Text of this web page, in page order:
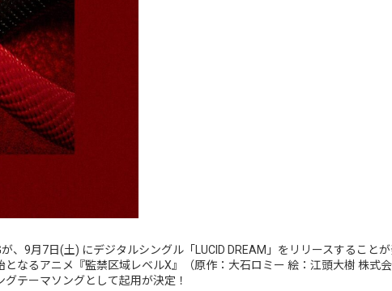
、9月7日(土) にデジタルシングル「LUCID DREAM」をリリースすること
なるアニメ『監禁区域レベルX』（原作：大石ロミー 絵：江頭大樹 株式
テーマソングとして起用が決定！